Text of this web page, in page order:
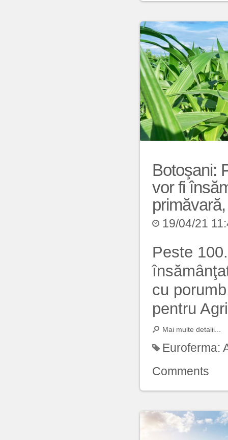
Botoşani:
vor fi
19/04/21
Peste
cu
pentru
Mai multe detalii...
Euroferma:
Comments